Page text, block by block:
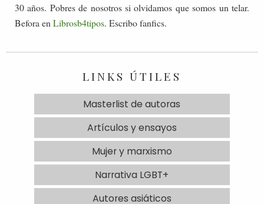
30 años. Pobres de nosotros si olvidamos que somos un telar.
Befora en Librosb4tipos. Escribo fanfics.
LINKS ÚTILES
Masterlist de autoras
Artículos y ensayos
Mujer y marxismo
Narrativa LGBT+
Autores asiáticos